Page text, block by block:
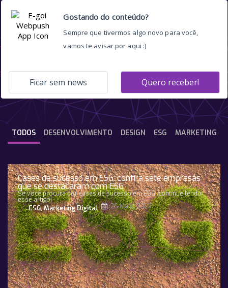
DESENVOLVIMENTO DESIGN ESG MARKETING
TODOS
Cases de sucesso em ESG: confira sete empresas
que se destacaram com ESG
Se você procura por cases de sucesso em ESG, continue lendo
esse artigo!
ESG,Marketing Digital 26 Maio, 2022